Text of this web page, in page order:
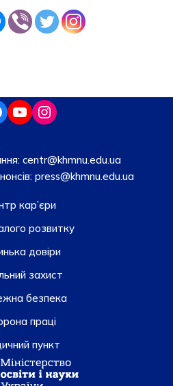
centr@khmnu.edu.ua
press@khmnu.edu.ua
кар’єри
розвитку
довiри
захист
безпека
праці
пункт